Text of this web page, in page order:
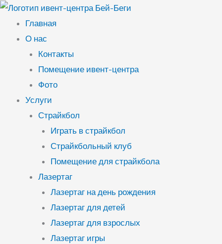
Перейти
содержимому
Главная
О нас
Контакты
Помещение ивент-центра
Фото
Услуги
Страйкбол
Играть в страйкбол
Страйкбольный клуб
Помещение для страйкбола
Лазертаг
Лазертаг на день рождения
Лазертаг для детей
Лазертаг для взрослых
Лазертаг игры